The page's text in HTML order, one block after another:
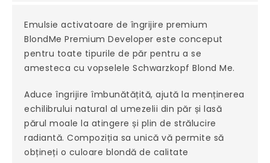
Emulsie activatoare de îngrijire premium
BlondMe Premium Developer este conceput
pentru toate tipurile de păr pentru a se
amesteca cu vopselele Schwarzkopf Blond Me.
Aduce îngrijire îmbunătățită, ajută la menținerea
echilibrului natural al umezelii din păr și lasă
părul moale la atingere și plin de strălucire
radiantă. Compoziția sa unică vă permite să
obțineți o culoare blondă de calitate